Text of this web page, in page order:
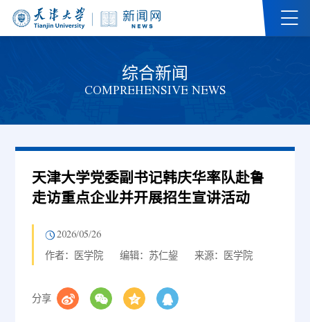
综合新闻
COMPREHENSIVE NEWS
天津大学党委副书记韩庆华率队赴鲁
走访重点企业并开展招生宣讲活动
2026/05/26
作者：医学院 编辑：苏仁鋆 来源：医学院
分享